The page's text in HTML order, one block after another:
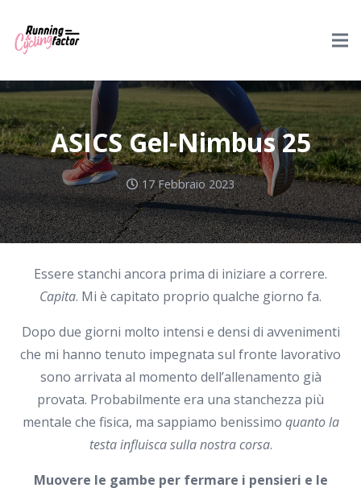
ASICS Gel-Nimbus 25
17 Febbraio 2023
Essere stanchi ancora prima di iniziare a correre.
Capita. Mi è capitato proprio qualche giorno fa.
Dopo due giorni molto intensi e densi di avvenimenti
che mi hanno tenuto impegnata sul fronte lavorativo
sono arrivata al momento dell’allenamento già
provata. Probabilmente era una stanchezza più
mentale che fisica, ma sappiamo benissimo quanto la
testa influisca sulla nostra corsa.
Muovere le gambe per fermare i pensieri e le